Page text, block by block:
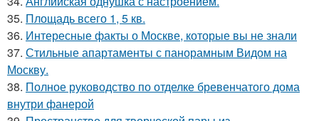
35. Площадь всего 1, 5 кв.
36. Интересные факты о Москве, которые вы не знали
37. Стильные апартаменты с панорамным Видом на
Москву.
38. Полное руководство по отделке бревенчатого дома
внутри фанерой